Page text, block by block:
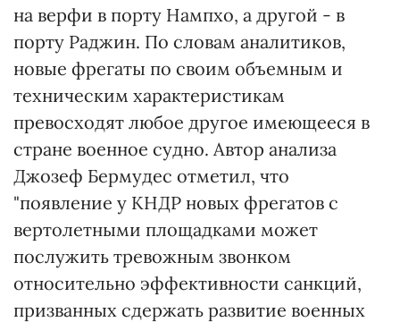
на верфи в порту Нампхо, а другой - в
порту Раджин. По словам аналитиков,
новые фрегаты по своим объемным и
техническим характеристикам
превосходят любое другое имеющееся в
стране военное судно. Автор анализа
Джозеф Бермудес отметил, что
"появление у КНДР новых фрегатов с
вертолетными площадками может
послужить тревожным звонком
относительно эффективности санкций,
призванных сдержать развитие военных